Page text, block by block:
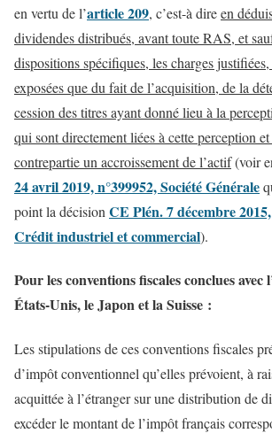
en vertu de l’article 209, c’est-à direen
dividendes distribués, avant toute RAS, et
dispositions spécifiques, les charges
exposées que du fait de l’acquisition, de la
cession des titres ayant donné lieu à la
qui sont directement liées à cette perception
contrepartie un accroissement de l’actif(voir
24 avril 2019, n°399952, Société Générale
point la décision CE Plén. 7 décembre
Crédit industriel et commercial).
Pour les conventions fiscales conclues avec
États-Unis, le Japon et la Suisse :
Les stipulations de ces conventions fiscales
d’impôt conventionnel qu’elles prévoient, à
acquittée à l’étranger sur une distribution de
excéder le montant de l’impôt français